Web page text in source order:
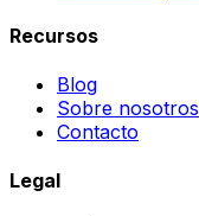
Recursos
Blog
Sobre nosotros
Contacto
Legal